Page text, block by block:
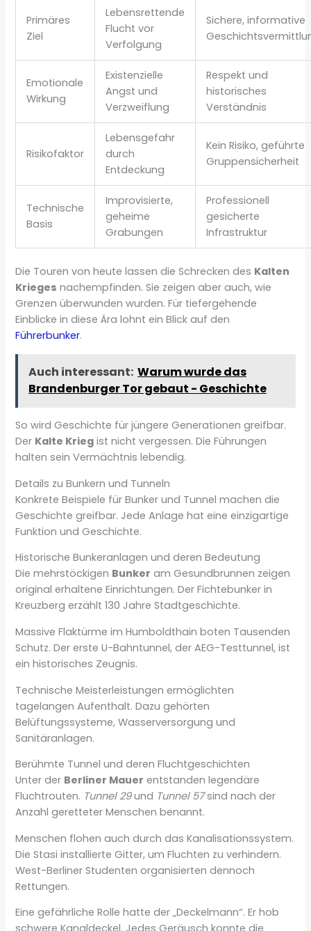
Primäres
Ziel
Lebensrettende
Flucht vor
Verfolgung
Sichere, informative
Emotionale
Wirkung
Existenzielle
Angst und
Verzweiflung
Respekt und
historisches
Verständnis
Risikofaktor
Lebensgefahr
durch
Entdeckung
Kein Risiko, geführte
Gruppensicherheit
Technische
Basis
Improvisierte,
geheime
Grabungen
Professionell
gesicherte
Infrastruktur
Die Touren von heute lassen die Schrecken des Kalten
Krieges nachempfinden. Sie zeigen aber auch, wie
Grenzen überwunden wurden. Für tiefergehende
Einblicke in diese Ära lohnt ein Blick auf den
Führerbunker.
Auch interessant: Warum wurde das
Brandenburger Tor gebaut - Geschichte
So wird Geschichte für jüngere Generationen greifbar.
Der Kalte Krieg ist nicht vergessen. Die Führungen
halten sein Vermächtnis lebendig.
Details zu Bunkern und Tunneln
Konkrete Beispiele für Bunker und Tunnel machen die
Geschichte greifbar. Jede Anlage hat eine einzigartige
Funktion und Geschichte.
Historische Bunkeranlagen und deren Bedeutung
Die mehrstöckigen Bunker am Gesundbrunnen zeigen
original erhaltene Einrichtungen. Der Fichtebunker in
Kreuzberg erzählt 130 Jahre Stadtgeschichte.
Massive Flaktürme im Humboldthain boten Tausenden
Schutz. Der erste U-Bahntunnel, der AEG-Testtunnel, ist
ein historisches Zeugnis.
Technische Meisterleistungen ermöglichten
tagelangen Aufenthalt. Dazu gehörten
Belüftungssysteme, Wasserversorgung und
Sanitäranlagen.
Berühmte Tunnel und deren Fluchtgeschichten
Unter der Berliner Mauer entstanden legendäre
Fluchtrouten. Tunnel 29und Tunnel 57sind nach der
Anzahl geretteter Menschen benannt.
Menschen flohen auch durch das Kanalisationssystem.
Die Stasi installierte Gitter, um Fluchten zu verhindern.
West-Berliner Studenten organisierten dennoch
Rettungen.
Eine gefährliche Rolle hatte der „Deckelmann“. Er hob